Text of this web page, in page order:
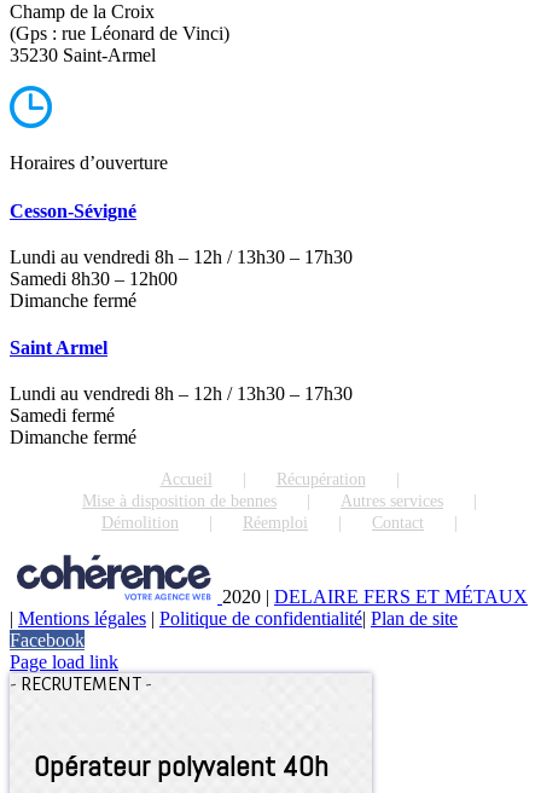
Champ de la Croix
(Gps : rue Léonard de Vinci)
35230 Saint-Armel
Horaires d’ouverture
Cesson-Sévigné
Lundi au vendredi 8h – 12h / 13h30 – 17h30
Samedi 8h30 – 12h00
Dimanche fermé
Saint Armel
Lundi au vendredi 8h – 12h / 13h30 – 17h30
Samedi fermé
Dimanche fermé
Accueil
Récupération
Mise à disposition de bennes
Autres services
Démolition
Réemploi Contact
2020 | DELAIRE FERS ET MÉTAUX
| Mentions légales | Politique de confidentialité| Plan de site
Facebook
Page load link
- RECRUTEMENT -
Opérateur polyvalent 40h